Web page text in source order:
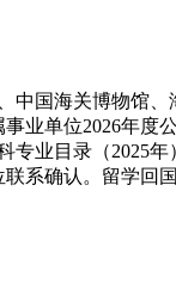
国海关博物馆
业单位2026年度
业目录（2025
系确认。留学回